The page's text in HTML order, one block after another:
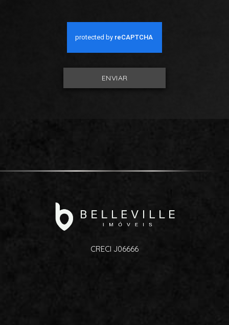
ENVIAR
CRECI J06666